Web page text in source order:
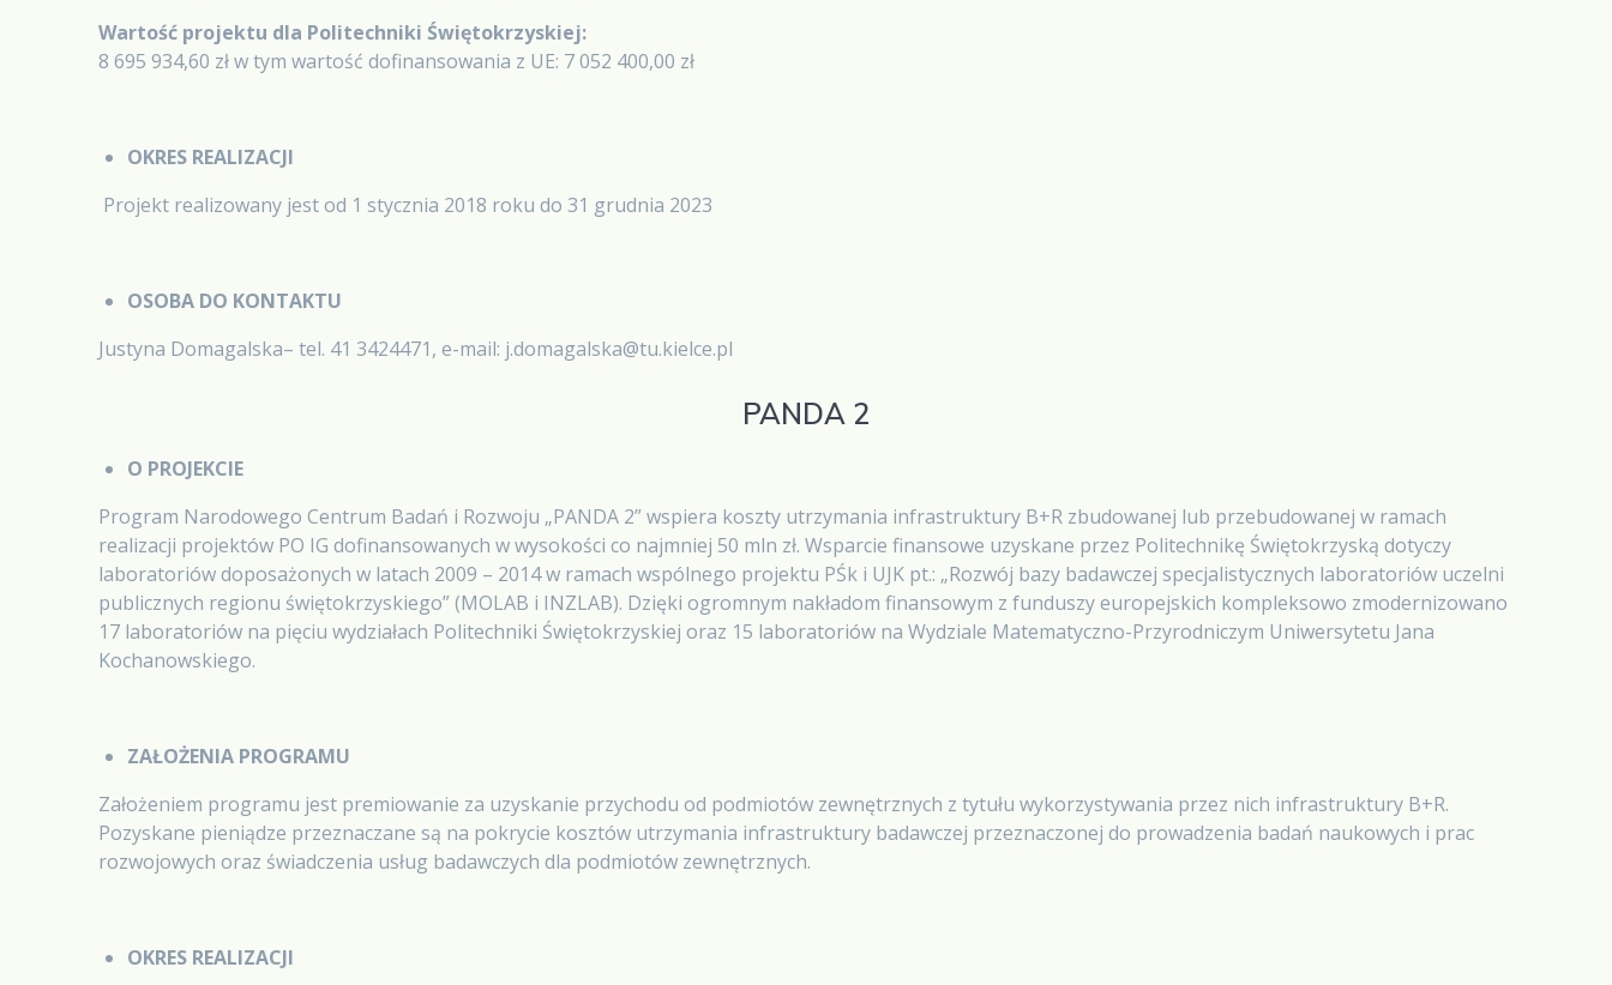
Wartość projektu dla Politechniki Świętokrzyskiej:
8 695 934,60 zł w tym wartość dofinansowania z UE: 7 052 400,00 zł
OKRES REALIZACJI
Projekt realizowany jest od 1 stycznia 2018 roku do 31 grudnia 2023
OSOBA DO KONTAKTU
Justyna Domagalska– tel. 41 3424471, e-mail: j.domagalska@tu.kielce.pl
PANDA 2
O PROJEKCIE
Program Narodowego Centrum Badań i Rozwoju „PANDA 2” wspiera koszty utrzymania infrastruktury B+R zbudowanej lub przebudowanej w ramach
realizacji projektów PO IG dofinansowanych w wysokości co najmniej 50 mln zł. Wsparcie finansowe uzyskane przez Politechnikę Świętokrzyską dotyczy
laboratoriów doposażonych w latach 2009 – 2014 w ramach wspólnego projektu PŚk i UJK pt.: „Rozwój bazy badawczej specjalistycznych laboratoriów uczelni
publicznych regionu świętokrzyskiego” (MOLAB i INZLAB). Dzięki ogromnym nakładom finansowym z funduszy europejskich kompleksowo zmodernizowano
17 laboratoriów na pięciu wydziałach Politechniki Świętokrzyskiej oraz 15 laboratoriów na Wydziale Matematyczno-Przyrodniczym Uniwersytetu Jana
Kochanowskiego.
ZAŁOŻENIA PROGRAMU
Założeniem programu jest premiowanie za uzyskanie przychodu od podmiotów zewnętrznych z tytułu wykorzystywania przez nich infrastruktury B+R.
Pozyskane pieniądze przeznaczane są na pokrycie kosztów utrzymania infrastruktury badawczej przeznaczonej do prowadzenia badań naukowych i prac
rozwojowych oraz świadczenia usług badawczych dla podmiotów zewnętrznych.
OKRES REALIZACJI